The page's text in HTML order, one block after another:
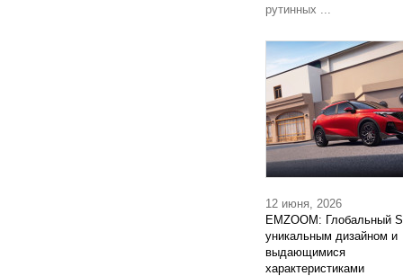
рутинных ...
12 июня, 2026
EMZOOM: Глобальный
уникальным дизайном и
выдающимися
характеристиками